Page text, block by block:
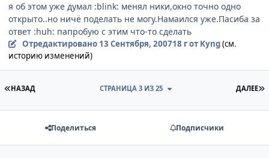
я об этом уже думал :blink: менял ники,окно точно одно
открыто..но ничё поделать не могу.Намаился уже.Пасиба за
ответ :huh: папробую с этим что-то сделать
Отредактировано 13 Сентября, 200718 гот Kyng(см.
историю изменений)
ПЕРВАЯ СТРАНИЦА
НАЗАД ДАЛЕЕ
СТРАНИЦА 3 ИЗ 25
Поделиться Подписчики